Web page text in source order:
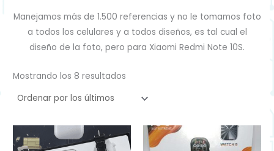
Manejamos más de 1.500 referencias y no le tomamos foto
a todos los celulares y a todos diseños, es tal cual el
diseño de la foto, pero para Xiaomi Redmi Note 10S.
Mostrando los 8 resultados